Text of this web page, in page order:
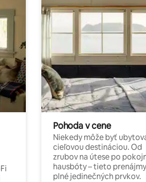
Pohoda v cene
Niekedy môže byť
cieľovou destináciou. Od
zrubov na útese po
hausbóty – tieto
plné jedinečných prvkov.